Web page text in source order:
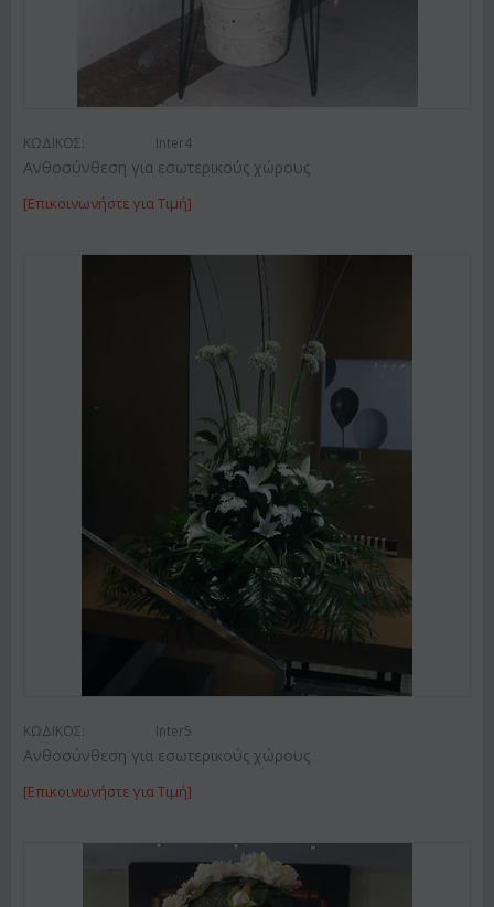
ΚΩΔΙΚΟΣ: Inter4
Ανθοσύνθεση για εσωτερικούς χώρους
[Επικοινωνήστε για Τιμή]
ΚΩΔΙΚΟΣ: Inter5
Ανθοσύνθεση για εσωτερικούς χώρους
[Επικοινωνήστε για Τιμή]